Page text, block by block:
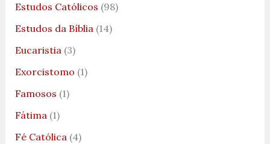
Estudos Católicos (98)
Estudos da Bíblia(14)
Eucaristia(3)
Exorcistomo (1)
Famosos (1)
Fátima(1)
Fé Católica(4)